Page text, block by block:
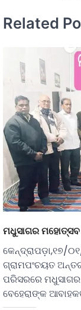
Related
ମଧୁସାଗର
କେନ୍ଦ୍ରାପଡ଼ା,୧୭/
ଗ୍ରାମପଂଚୟତ
ପରିସରରେ
ବେହେରାଙ୍କ